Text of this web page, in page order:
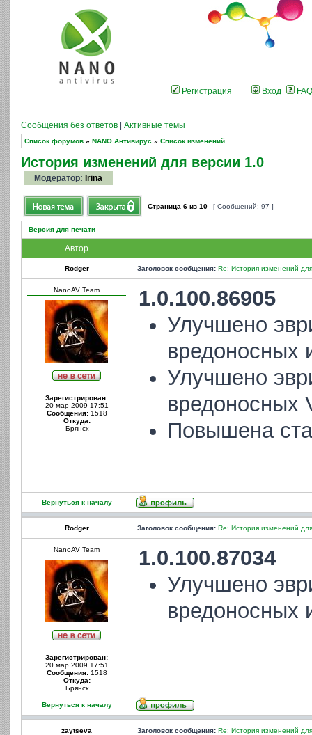
Регистрация Вход FAQ
Сообщения без ответов Активные темы
Список форумов » NANO Антивирус » Список изменений
История изменений для версии 1.0
Модератор: Irina
Страница 6 из 10 [ Сообщений: 97 ]
Версия для печати
Автор
Rodger Заголовок сообщения: Re: История изменений
NanoAV Team
Зарегистрирован:
20 мар 2009 17:51
Сообщения:1518
Откуда:
Брянск
1.0.100.86905
Улучшено
вредоносных
Улучшено
вредоносных
Повышена
Вернуться к началу
Rodger Заголовок сообщения: Re: История изменений
NanoAV Team
Зарегистрирован:
20 мар 2009 17:51
Сообщения:1518
Откуда:
Брянск
1.0.100.87034
Улучшено
вредоносных
Вернуться к началу
zaytseva Заголовок сообщения: Re: История изменений